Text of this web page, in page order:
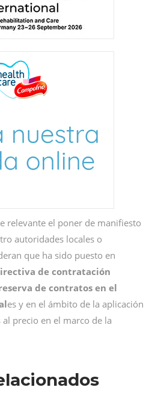
relevante el poner de manifiesto
autoridades locales o
que ha sido puesto en
de contratación
de contratos en el
es y en el ámbito de la aplicación
precio en el marco de la